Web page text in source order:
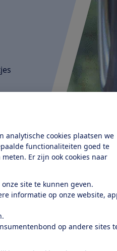
analytische cookies plaatsen we
functionaliteiten goed te
Er zijn ook cookies naar
site te kunnen geven.
informatie op onze website,
op andere sites